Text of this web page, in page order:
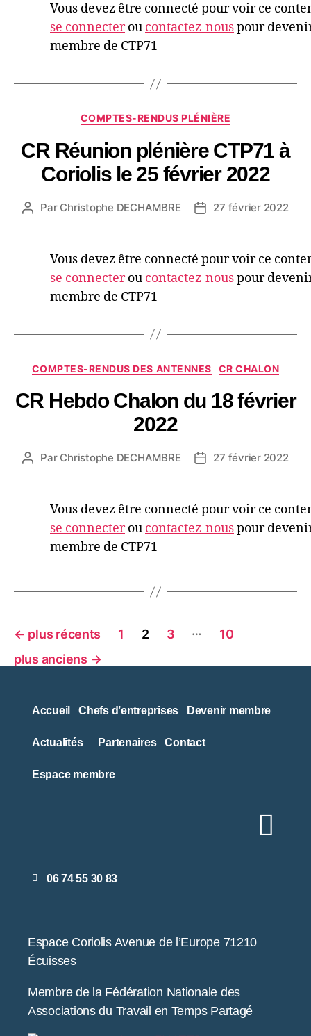
Vous devez être connecté pour voir ce
se connecterou contactez-nouspour
membre de CTP71
COMPTES-RENDUS PLÉNIÈRE
CR Réunion plénière CTP71 à
Coriolis le 25 février 2022
Par Christophe DECHAMBRE 27 février 2022
Vous devez être connecté pour voir ce
se connecterou contactez-nouspour
membre de CTP71
COMPTES-RENDUS DES ANTENNES CR CHALON
CR Hebdo Chalon du 18 février
2022
Par Christophe DECHAMBRE 27 février 2022
Vous devez être connecté pour voir ce
se connecterou contactez-nouspour
membre de CTP71
← plus récents 1 2 3 …
10
plus anciens →
Accueil Chefs d’entreprises Devenir membre
Actualités Partenaires Contact
Espace membre
06 74 55 30 83
Espace Coriolis Avenue de l’Europe 71210
Écuisses
Membre de la Fédération Nationale des
Associations du Travail en Temps Partagé